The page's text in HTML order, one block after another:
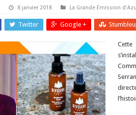
8 janvier 2018 La Grande Emission
Twitter Google +
Cette